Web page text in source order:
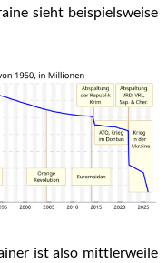
sieht beispielsweise
ist also mittlerweile